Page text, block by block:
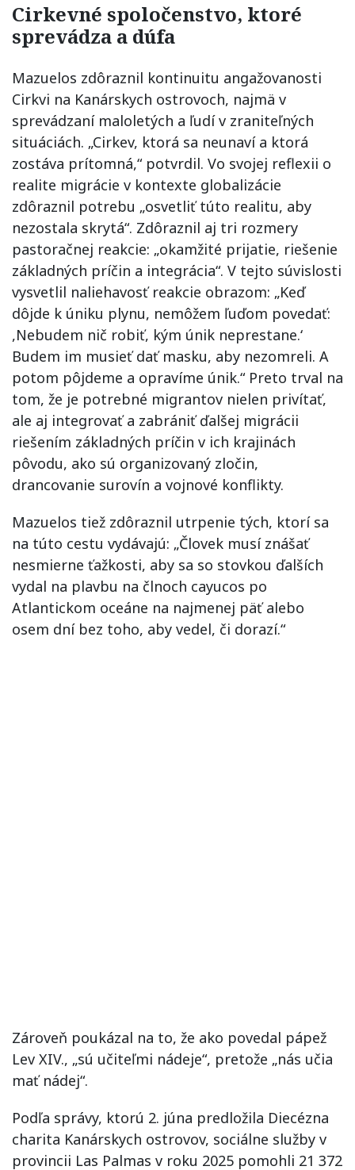
Cirkevné spoločenstvo, ktoré
sprevádza a dúfa
Mazuelos zdôraznil kontinuitu angažovanosti
Cirkvi na Kanárskych ostrovoch, najmä v
sprevádzaní maloletých a ľudí v zraniteľných
situáciách. „Cirkev, ktorá sa neunaví a ktorá
zostáva prítomná,“ potvrdil. Vo svojej reflexii o
realite migrácie v kontexte globalizácie
zdôraznil potrebu „osvetliť túto realitu, aby
nezostala skrytá“. Zdôraznil aj tri rozmery
pastoračnej reakcie: „okamžité prijatie, riešenie
základných príčin a integrácia“. V tejto súvislosti
vysvetlil naliehavosť reakcie obrazom: „Keď
dôjde k úniku plynu, nemôžem ľuďom povedať:
,Nebudem nič robiť, kým únik neprestane.‘
Budem im musieť dať masku, aby nezomreli. A
potom pôjdeme a opravíme únik.“ Preto trval na
tom, že je potrebné migrantov nielen privítať,
ale aj integrovať a zabrániť ďalšej migrácii
riešením základných príčin v ich krajinách
pôvodu, ako sú organizovaný zločin,
drancovanie surovín a vojnové konflikty.
Mazuelos tiež zdôraznil utrpenie tých, ktorí sa
na túto cestu vydávajú: „Človek musí znášať
nesmierne ťažkosti, aby sa so stovkou ďalších
vydal na plavbu na člnoch cayucos po
Atlantickom oceáne na najmenej päť alebo
osem dní bez toho, aby vedel, či dorazí.“
Zároveň poukázal na to, že ako povedal pápež
Lev XIV., „sú učiteľmi nádeje“, pretože „nás učia
mať nádej“.
Podľa správy, ktorú 2. júna predložila Diecézna
charita Kanárskych ostrovov, sociálne služby v
provincii Las Palmas v roku 2025 pomohli 21 372